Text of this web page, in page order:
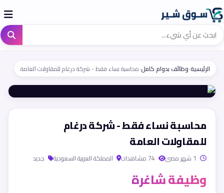
الرئيسية›وظائف بدوام كامل›محاسبة نساء فقط - شركة درغام للمقاولات العامة
محاسبة نساء فقط - شركة درغام
للمقاولات العامة
المملكة العربية السعودية جديد
وظيفة شاغرة